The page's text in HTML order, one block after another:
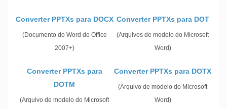
Converter PPTXs para DOCX
(Documento do Word do Office
2007+)
Converter PPTXs para DOT
(Arquivos de modelo do Microsoft
Word)
Converter PPTXs para
DOTM
(Arquivo de modelo do Microsoft
Converter PPTXs para DOTX
(Arquivo de modelo do Microsoft
Word)